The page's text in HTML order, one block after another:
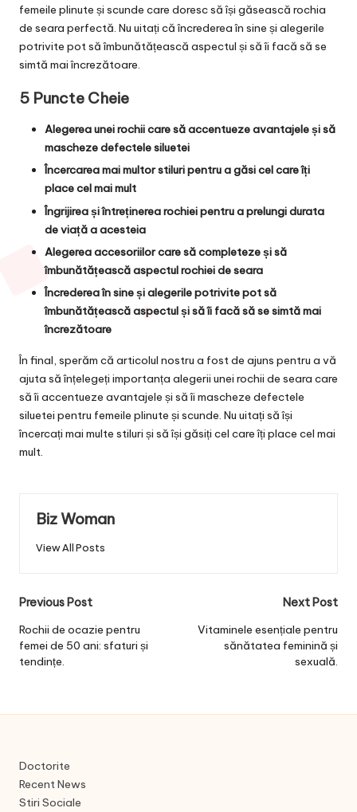
femeile plinute și scunde care doresc să își găsească rochia
de seara perfectă. Nu uitați că încrederea în sine și alegerile
potrivite pot să îmbunătățească aspectul și să îi facă să se
simtă mai încrezătoare.
5 Puncte Cheie
Alegerea unei rochii care să accentueze avantajele și să
mascheze defectele siluetei
Încercarea mai multor stiluri pentru a găsi cel care îți
place cel mai mult
Îngrijirea și întreținerea rochiei pentru a prelungi durata
de viață a acesteia
Alegerea accesoriilor care să completeze și să
îmbunătățească aspectul rochiei de seara
Încrederea în sine și alegerile potrivite pot să
îmbunătățească aspectul și să îi facă să se simtă mai
încrezătoare
În final, sperăm că articolul nostru a fost de ajuns pentru a vă
ajuta să înțelegeți importanța alegerii unei rochii de seara care
să îi accentueze avantajele și să îi mascheze defectele
siluetei pentru femeile plinute și scunde. Nu uitați să își
încercați mai multe stiluri și să își găsiți cel care îți place cel mai
mult.
Biz Woman
View All Posts
Post
navigation
Previous Post
Rochii de ocazie pentru
femei de 50 ani: sfaturi și
tendințe.
Next Post
Vitaminele esențiale pentru
sănătatea feminină și
sexuală.
Doctorite
Recent News
Stiri Sociale